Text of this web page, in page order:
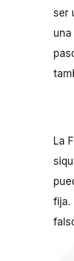
ser
La
fija.